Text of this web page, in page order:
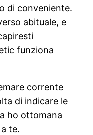
di conveniente.
abituale, e
funziona
corrente
di indicare le
ho ottomana
te.